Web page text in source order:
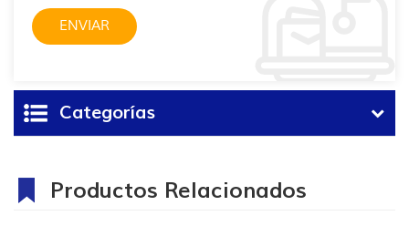
Categorías
Productos Relacionados